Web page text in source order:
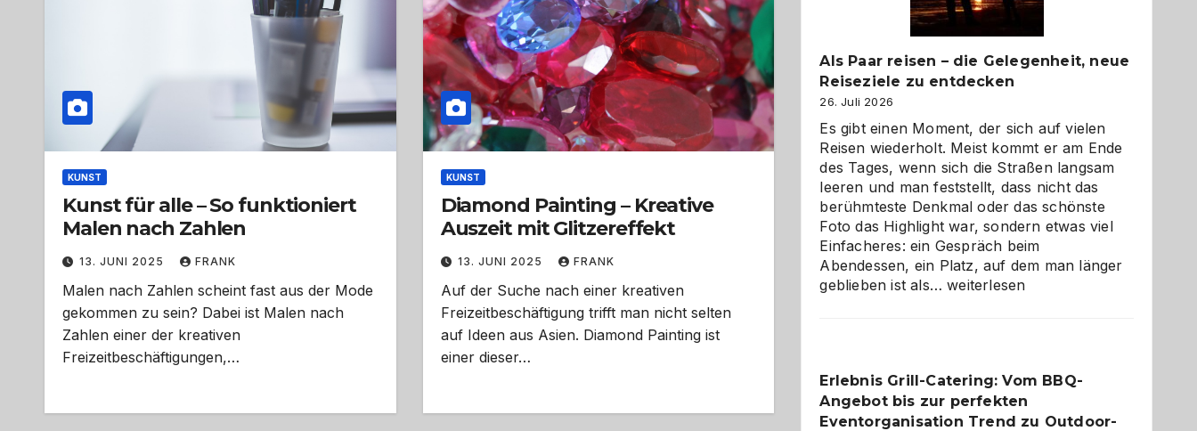
KUNST
Kunst für alle – So funktioniert
Malen nach Zahlen
13. JUNI 2025 FRANK
Malen nach Zahlen scheint fast aus der Mode
gekommen zu sein? Dabei ist Malen nach
Zahlen einer der kreativen
Freizeitbeschäftigungen,…
KUNST
Diamond Painting – Kreative
Auszeit mit Glitzereffekt
13. JUNI 2025 FRANK
Auf der Suche nach einer kreativen
Freizeitbeschäftigung trifft man nicht selten
auf Ideen aus Asien. Diamond Painting ist
einer dieser…
Als Paar reisen – die Gelegenheit, neue
Reiseziele zu entdecken
26. Juli 2026
Es gibt einen Moment, der sich auf vielen
Reisen wiederholt. Meist kommt er am Ende
des Tages, wenn sich die Straßen langsam
leeren und man feststellt, dass nicht das
berühmteste Denkmal oder das schönste
Foto das Highlight war, sondern etwas viel
Einfacheres: ein Gespräch beim
Abendessen, ein Platz, auf dem man länger
geblieben ist als…Als
Gelegenheit,
neue
Reiseziele
weiterlesen
Erlebnis Grill-Catering: Vom BBQ-
Angebot bis zur perfekten
Eventorganisation Trend zu Outdoor-